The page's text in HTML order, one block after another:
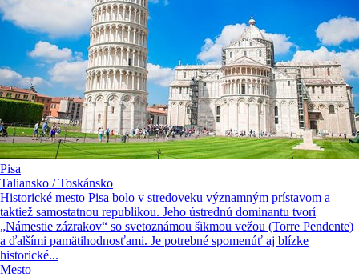
Pisa
Taliansko / Toskánsko
Historické mesto Pisa bolo v stredoveku významným prístavom a
taktiež samostatnou republikou. Jeho ústrednú dominantu tvorí
„Námestie zázrakov“ so svetoznámou šikmou vežou (Torre Pendente)
a ďalšími pamätihodnosťami. Je potrebné spomenúť aj blízke
historické...
Mesto